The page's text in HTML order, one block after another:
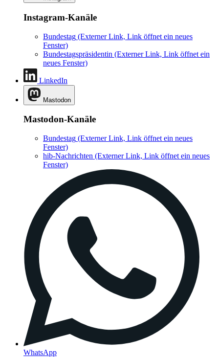
Instagram-Kanäle
Bundestag (Externer Link, Link öffnet ein neues
Fenster)
Bundestagspräsidentin (Externer Link, Link öffnet ein
neues Fenster)
LinkedIn
Mastodon
Mastodon-Kanäle
Bundestag (Externer Link, Link öffnet ein neues
Fenster)
hib-Nachrichten (Externer Link, Link öffnet ein neues
Fenster)
WhatsApp